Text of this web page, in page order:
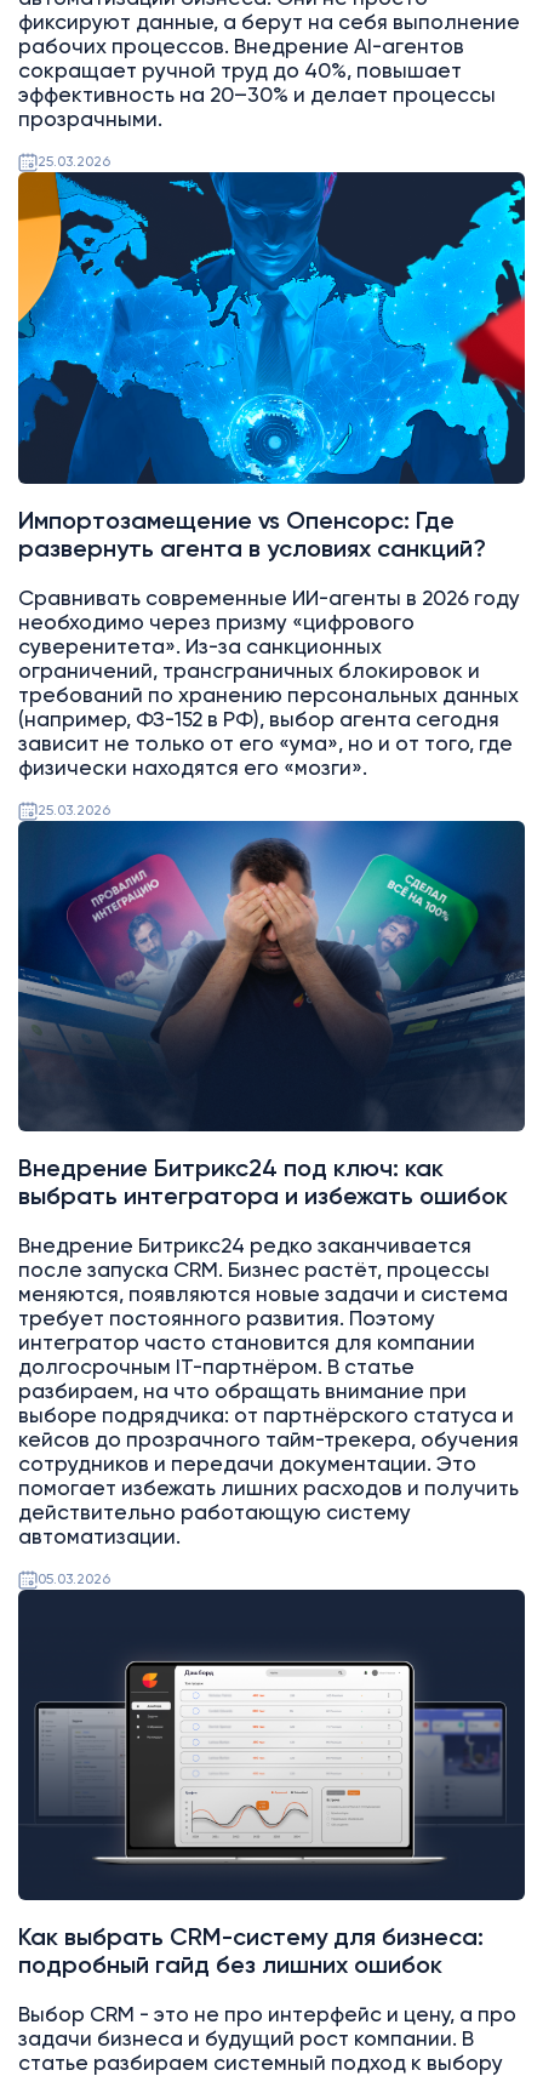
фиксируют данные, а берут на себя выполнение
рабочих процессов. Внедрение AI-агентов
сокращает ручной труд до 40%, повышает
эффективность на 20–30% и делает процессы
прозрачными.
25.03.2026
Битрикс24
Импортозамещение vs Опенсорс: Где
развернуть агента в условиях санкций?
Сравнивать современные ИИ-агенты в 2026 году
необходимо через призму «цифрового
суверенитета». Из-за санкционных
ограничений, трансграничных блокировок и
требований по хранению персональных данных
(например, ФЗ-152 в РФ), выбор агента сегодня
зависит не только от его «ума», но и от того, где
физически находятся его «мозги».
25.03.2026
Интеграции
Внедрение Битрикс24 под ключ: как
выбрать интегратора и избежать ошибок
Внедрение Битрикс24 редко заканчивается
после запуска CRM. Бизнес растёт, процессы
меняются, появляются новые задачи и система
требует постоянного развития. Поэтому
интегратор часто становится для компании
долгосрочным IT-партнёром. В статье
разбираем, на что обращать внимание при
выборе подрядчика: от партнёрского статуса и
кейсов до прозрачного тайм-трекера, обучения
сотрудников и передачи документации. Это
помогает избежать лишних расходов и получить
действительно работающую систему
автоматизации.
05.03.2026
Как выбрать CRM-систему для бизнеса:
подробный гайд без лишних ошибок
Выбор CRM - это не про интерфейс и цену, а про
задачи бизнеса и будущий рост компании. В
статье разбираем системный подход к выбору